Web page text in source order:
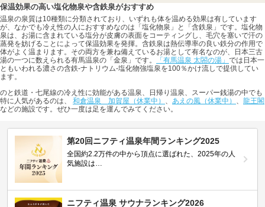
保温効果の高い塩化物泉や含鉄泉がおすすめ
温泉の泉質は10種類に分類されており、いずれも体を温める効果は有しています
が、なかでも冷え性の人におすすめなのは「塩化物泉」と「含鉄泉」です。塩化物
泉は、お湯に含まれている塩分が皮膚の表面をコーティングし、毛穴を塞いで汗の
蒸発を妨げることによって保温効果を発揮。含鉄泉は熱伝導率の良い鉄分の作用で
体がよく温まります。その両方を兼ね備えているお湯として有名なのが、日本三古
湯の一つに数えられる有馬温泉の「金泉」です。
「有馬温泉 太閤の湯」 では日本一
ともいわれる濃さの含鉄-ナトリウム-塩化物強塩泉を100％かけ流しで提供してい
ます。
のと鉄道・七尾線の冷え性に効能がある温泉、日帰り温泉、スーパー銭湯の中でも
特に人気があるのは、 和倉温泉 加賀屋（休業中） 、 あえの風（休業中） 、 龍王閣
などの施設です。ぜひ一度は足を運んでみてください。
第20回ニフティ温泉年間ランキング2025
全国約2.2万件の中から頂点に選ばれた、2025年の人
気施設は…
ニフティ温泉 サウナランキング2026